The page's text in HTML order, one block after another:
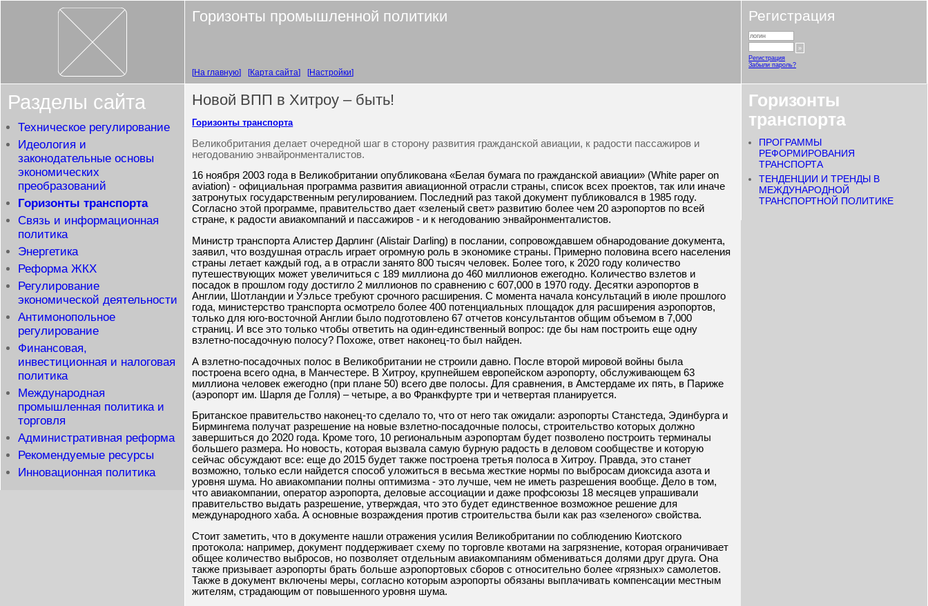
Горизонты промышленной политики
На главную Карта сайта Настройки
Регистрация
Регистрация
Забыли пароль?
Разделы сайта
Техническое регулирование
Идеология и
законодательные основы
экономических
преобразований
Горизонты транспорта
Связь и информационная
политика
Энергетика
Реформа ЖКХ
Регулирование
экономической деятельности
Антимонопольное
регулирование
Финансовая,
инвестиционная и налоговая
политика
Международная
промышленная политика и
торговля
Административная реформа
Рекомендуемые ресурсы
Инновационная политика
Новой ВПП в Хитроу – быть!
Горизонты транспорта
Великобритания делает очередной шаг в сторону развития гражданской авиации, к радости пассажиров и
негодованию энвайронменталистов.
16 ноября 2003 года в Великобритании опубликована «Белая бумага по гражданской авиации» (White paper on
aviation) - официальная программа развития авиационной отрасли страны, список всех проектов, так или иначе
затронутых государственным регулированием. Последний раз такой документ публиковался в 1985 году.
Согласно этой программе, правительство дает «зеленый свет» развитию более чем 20 аэропортов по всей
стране, к радости авиакомпаний и пассажиров - и к негодованию энвайронменталистов.
Министр транспорта Алистер Дарлинг (Alistair Darling) в послании, сопровождавшем обнародование документа,
заявил, что воздушная отрасль играет огромную роль в экономике страны. Примерно половина всего населения
страны летает каждый год, а в отрасли занято 800 тысяч человек. Более того, к 2020 году количество
путешествующих может увеличиться с 189 миллиона до 460 миллионов ежегодно. Количество взлетов и
посадок в прошлом году достигло 2 миллионов по сравнению с 607,000 в 1970 году. Десятки аэропортов в
Англии, Шотландии и Уэльсе требуют срочного расширения. С момента начала консультаций в июле прошлого
года, министерство транспорта осмотрело более 400 потенциальных площадок для расширения аэропортов,
только для юго-восточной Англии было подготовлено 67 отчетов консультантов общим объемом в 7,000
страниц. И все это только чтобы ответить на один-единственный вопрос: где бы нам построить еще одну
взлетно-посадочную полосу? Похоже, ответ наконец-то был найден.
А взлетно-посадочных полос в Великобритании не строили давно. После второй мировой войны была
построена всего одна, в Манчестере. В Хитроу, крупнейшем европейском аэропорту, обслуживающем 63
миллиона человек ежегодно (при плане 50) всего две полосы. Для сравнения, в Амстердаме их пять, в Париже
(аэропорт им. Шарля де Голля) – четыре, а во Франкфурте три и четвертая планируется.
Британское правительство наконец-то сделало то, что от него так ожидали: аэропорты Станстеда, Эдинбурга и
Бирмингема получат разрешение на новые взлетно-посадочные полосы, строительство которых должно
завершиться до 2020 года. Кроме того, 10 региональным аэропортам будет позволено построить терминалы
большего размера. Но новость, которая вызвала самую бурную радость в деловом сообществе и которую
сейчас обсуждают все: еще до 2015 будет также построена третья полоса в Хитроу. Правда, это станет
возможно, только если найдется способ уложиться в весьма жесткие нормы по выбросам диоксида азота и
уровня шума. Но авиакомпании полны оптимизма - это лучше, чем не иметь разрешения вообще. Дело в том,
что авиакомпании, оператор аэропорта, деловые ассоциации и даже профсоюзы 18 месяцев упрашивали
правительство выдать разрешение, утверждая, что это будет единственное возможное решение для
международного хаба. А основные возраждения против строительства были как раз «зеленого» свойства.
Стоит заметить, что в документе нашли отражения усилия Великобритании по соблюдению Киотского
протокола: например, документ поддерживает схему по торговле квотами на загрязнение, которая ограничивает
общее количество выбросов, но позволяет отдельным авиакомпаниям обмениваться долями друг друга. Она
также призывает аэропорты брать больше аэропортовых сборов с относительно более «грязных» самолетов.
Также в документ включены меры, согласно которым аэропорты обязаны выплачивать компенсации местным
жителям, страдающим от повышенного уровня шума.
Горизонты
транспорта
ПРОГРАММЫ
РЕФОРМИРОВАНИЯ
ТРАНСПОРТА
ТЕНДЕНЦИИ И ТРЕНДЫ В
МЕЖДУНАРОДНОЙ
ТРАНСПОРТНОЙ ПОЛИТИКЕ